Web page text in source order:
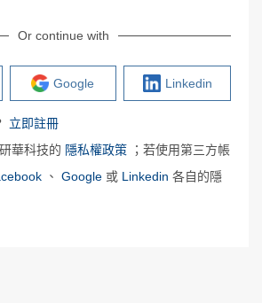
Or continue with
Google Linkedin
立即註冊
華科技的 隱私權政策 ；若使用第三方帳
、 Google 或 Linkedin 各自的隱